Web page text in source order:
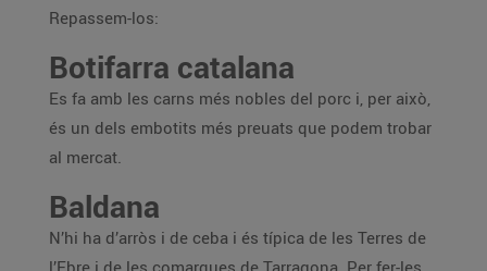
Repassem-los:
Botifarra catalana
Es fa amb les carns més nobles del porc i, per això,
és un dels embotits més preuats que podem trobar
al mercat.
Baldana
N’hi ha d’arròs i de ceba i és típica de les Terres de
l’Ebre i de les comarques de Tarragona. Per fer-les,